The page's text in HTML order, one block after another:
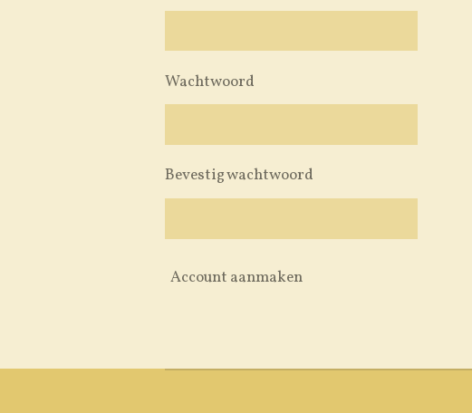
Wachtwoord
Bevestig wachtwoord
Account aanmaken